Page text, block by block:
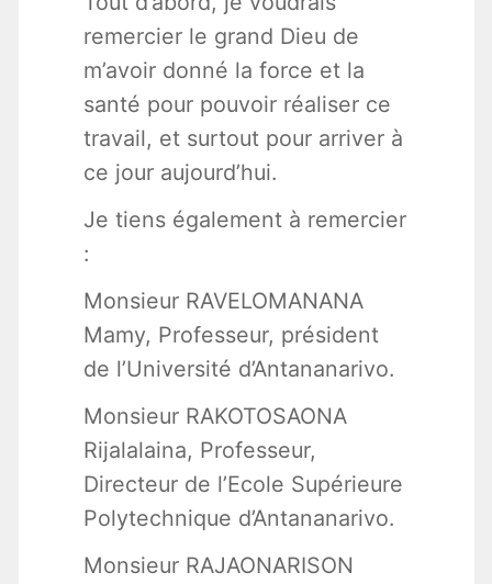
remercier le grand Dieu de
m’avoir donné la force et la
santé pour pouvoir réaliser ce
travail, et surtout pour arriver à
ce jour aujourd’hui.
Je tiens également à remercier
:
Monsieur RAVELOMANANA
Mamy, Professeur, président
de l’Université d’Antananarivo.
Monsieur RAKOTOSAONA
Rijalalaina, Professeur,
Directeur de l’Ecole Supérieure
Polytechnique d’Antananarivo.
Monsieur RAJAONARISON